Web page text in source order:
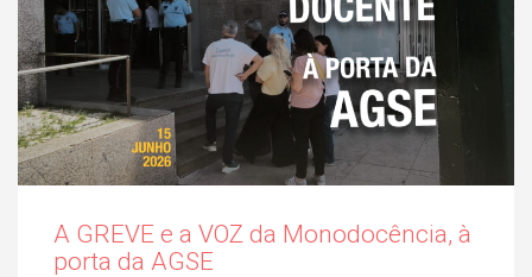
A GREVE e a VOZ da Monodocência, à
porta da AGSE